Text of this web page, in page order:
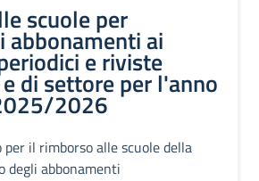
scuole per
abbonamenti ai
e riviste
di settore per l'anno
2026
per il rimborso alle scuole della
degli abbonamenti